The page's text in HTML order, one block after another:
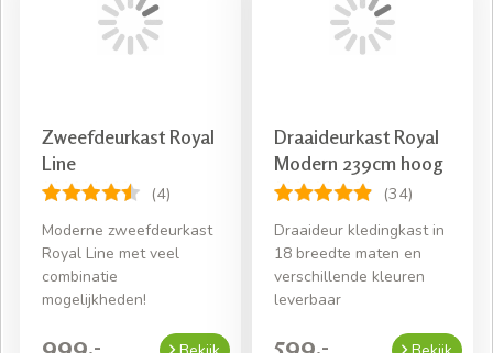
Zweefdeurkast Royal
Line
(4)
Moderne zweefdeurkast
Royal Line met veel
combinatie
mogelijkheden!
999,-
Draaideurkast Royal
Modern 239cm hoog
(34)
Draaideur kledingkast in
18 breedte maten en
verschillende kleuren
leverbaar
599,-